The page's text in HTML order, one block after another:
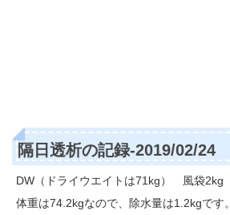
隔日透析の記録-2019/02/24
DW（ドライウエイトは71kg） 風袋2kg
体重は74.2kgなので、除水量は1.2kgです。